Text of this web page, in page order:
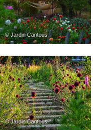
– © Jardin Cantous
– © Jardin Cantous